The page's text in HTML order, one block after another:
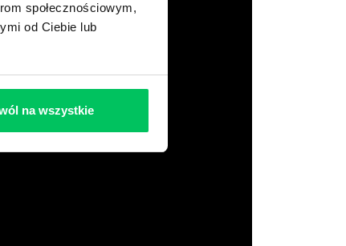
społecznościowym,
od Ciebie lub
na wszystkie